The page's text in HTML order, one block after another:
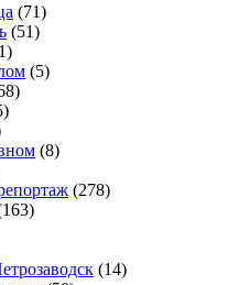
(71)
(51)
(5)
(8)
(278)
(14)